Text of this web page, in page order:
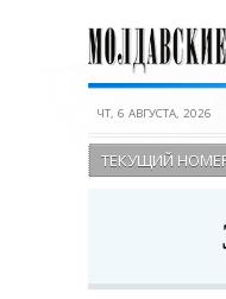
ЧТ, 6 АВГУСТА, 2026
ТЕКУЩИЙ